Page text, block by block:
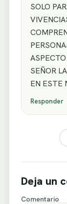
SOLO
SEÑOR
EN ESTE
Responder
Deja un
Comentario